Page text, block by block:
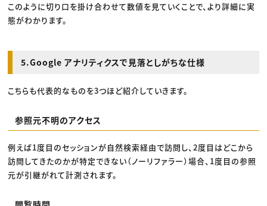
このように切り口を掛け合わせて数値を見ていくことで、より詳細に実
態がわかります。
5.Google アナリティクスで見落としがちな仕様
こちらも代表的なものを3つほど紹介していきます。
参照元不明のアクセス
例えば1度目のセッションが自然検索経由で訪問し、2度目はどこから
訪問してきたのかが特定できない（ノーリファラー）場合、1度目の参照
元が引継がれて計測されます。